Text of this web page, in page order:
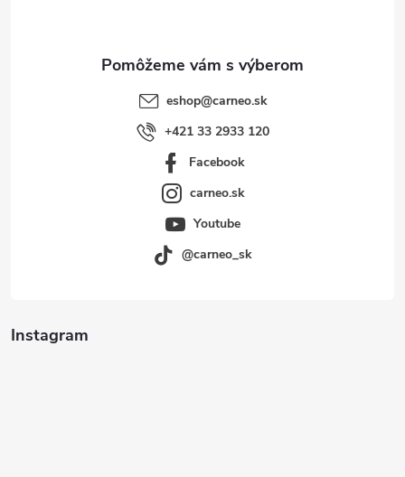
Instagram
eshop@carneo.sk
+421 33 2933 120
Facebook
carneo.sk
Youtube
@carneo_sk